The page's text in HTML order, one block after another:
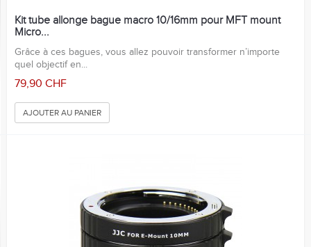
Kit tube allonge bague macro 10/16mm pour MFT mount
Micro...
Grâce à ces bagues, vous allez pouvoir transformer n’importe
quel objectif en...
79,90 CHF
AJOUTER AU PANIER